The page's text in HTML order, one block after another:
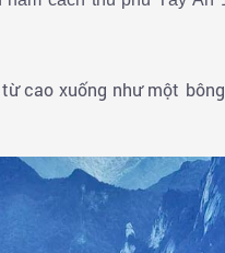
cao xuống như một
hoa cương, nên tạo
một đỉnh nằm giữa. Hoa
Dung với hình ảnh